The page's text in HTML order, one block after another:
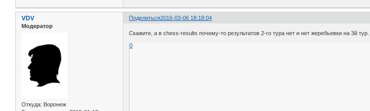
Поделиться2016-03-06 18:18:04
VDV
Модератор
Откуда: Воронеж
Скажите, а в chess-results почему-то результатов 2-го тура нет и нет жеребьевки на 3й тур.
0